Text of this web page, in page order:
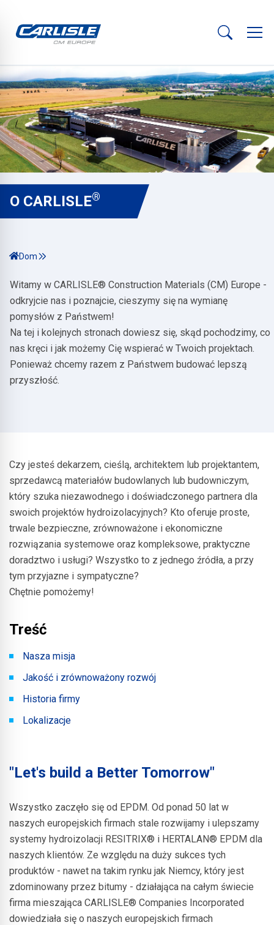
Dom
Witamy w CARLISLE® Construction Materials (CM) Europe -
odkryjcie nas i poznajcie, cieszymy się na wymianę
pomysłów z Państwem!
Na tej i kolejnych stronach dowiesz się, skąd pochodzimy, co
nas kręci i jak możemy Cię wspierać w Twoich projektach.
Ponieważ chcemy razem z Państwem budować lepszą
przyszłość.
O CARLISLE®
Czy jesteś dekarzem, cieślą, architektem lub projektantem,
sprzedawcą materiałów budowlanych lub budowniczym,
który szuka niezawodnego i doświadczonego partnera dla
swoich projektów hydroizolacyjnych? Kto oferuje proste,
trwale bezpieczne, zrównoważone i ekonomiczne
rozwiązania systemowe oraz kompleksowe, praktyczne
doradztwo i usługi? Wszystko to z jednego źródła, a przy
tym przyjazne i sympatyczne?
Chętnie pomożemy!
Treść
Nasza misja
Jakość i zrównoważony rozwój
Historia firmy
Lokalizacje
"Let's build a Better Tomorrow"
Wszystko zaczęło się od EPDM. Od ponad 50 lat w
naszych europejskich firmach stale rozwijamy i ulepszamy
systemy hydroizolacji RESITRIX® i HERTALAN® EPDM dla
naszych klientów. Ze względu na duży sukces tych
produktów - nawet na takim rynku jak Niemcy, który jest
zdominowany przez bitumy - działająca na całym świecie
firma mieszająca CARLISLE® Companies Incorporated
dowiedziała się o naszych europejskich firmach